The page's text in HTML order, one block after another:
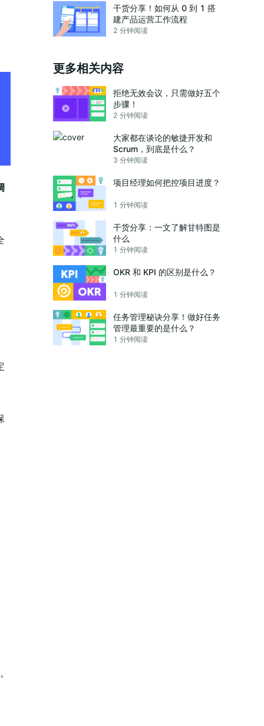
干货分享！如何从 0 到 1 搭
建产品运营工作流程
2 分钟阅读
更多相关内容
拒绝无效会议，只需做好五个
步骤！
2 分钟阅读
大家都在谈论的敏捷开发和
Scrum，到底是什么？
3 分钟阅读
项目经理如何把控项目进度？
1 分钟阅读
干货分享：一文了解甘特图是
什么
1 分钟阅读
OKR 和 KPI 的区别是什么？
1 分钟阅读
任务管理秘诀分享！做好任务
管理最重要的是什么？
1 分钟阅读